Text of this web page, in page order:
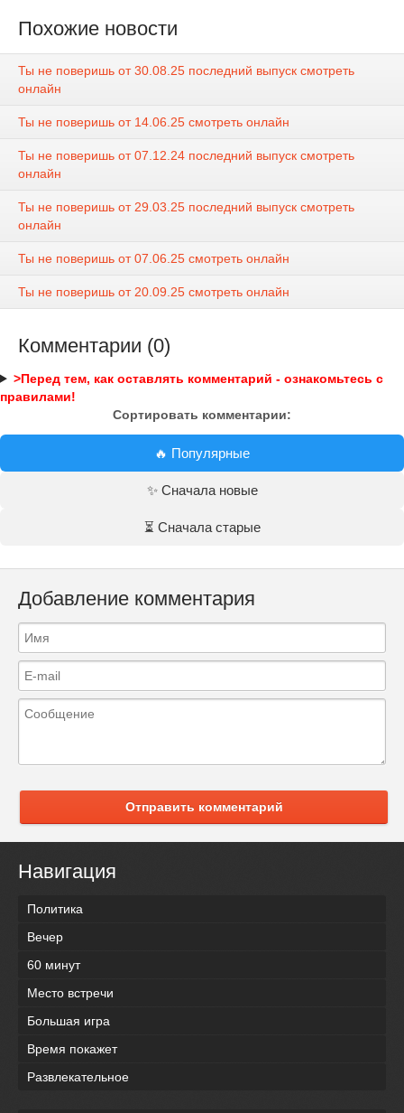
Похожие новости
Ты не поверишь от 30.08.25 последний выпуск смотреть
онлайн
Ты не поверишь от 14.06.25 смотреть онлайн
Ты не поверишь от 07.12.24 последний выпуск смотреть
онлайн
Ты не поверишь от 29.03.25 последний выпуск смотреть
онлайн
Ты не поверишь от 07.06.25 смотреть онлайн
Ты не поверишь от 20.09.25 смотреть онлайн
Комментарии (0)
>Перед тем, как оставлять комментарий - ознакомьтесь с
правилами!
Сортировать комментарии:
🔥 Популярные
✨ Сначала новые
⏳ Сначала старые
Добавление комментария
Отправить комментарий
Навигация
Политика
Вечер
60 минут
Место встречи
Большая игра
Время покажет
Развлекательное